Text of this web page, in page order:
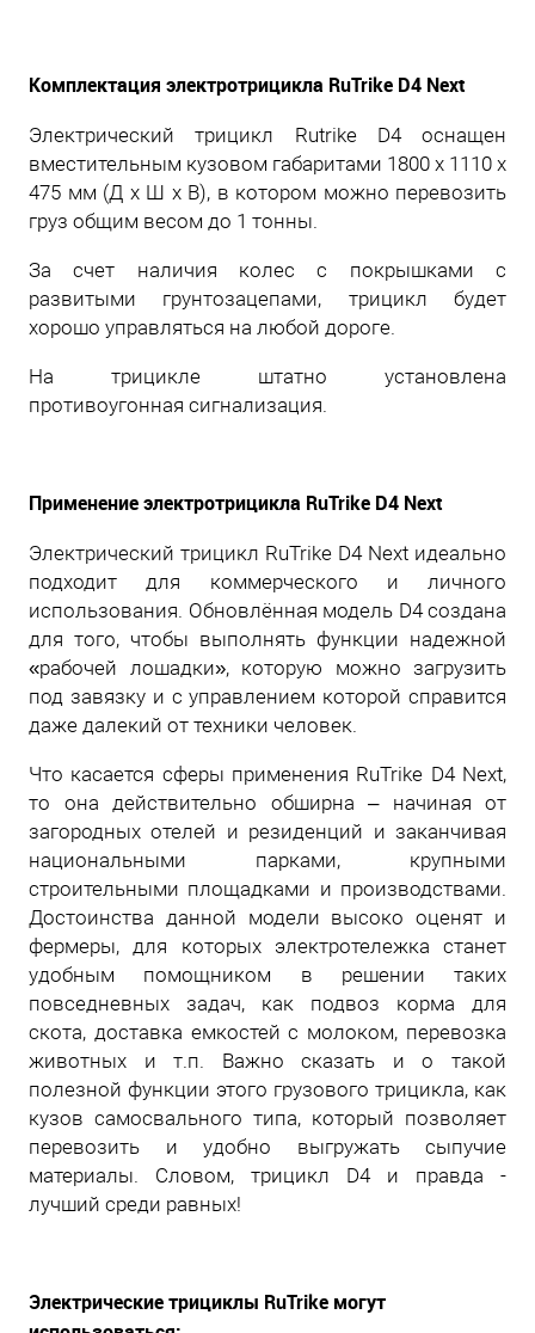
Комплектация электротрицикла RuTrike D4 Next
Электрический трицикл Rutrike D4 оснащен
вместительным кузовом габаритами 1800 x 1110 x
475 мм (Д х Ш х В), в котором можно перевозить
груз общим весом до 1 тонны.
За счет наличия колес с покрышками с
развитыми грунтозацепами, трицикл будет
хорошо управляться на любой дороге.
На трицикле штатно установлена
противоугонная сигнализация.
Применение электротрицикла RuTrike D4 Next
Электрический трицикл RuTrike D4 Next идеально
подходит для коммерческого и личного
использования. Обновлённая модель D4 создана
для того, чтобы выполнять функции надежной
«рабочей лошадки», которую можно загрузить
под завязку и с управлением которой справится
даже далекий от техники человек.
Что касается сферы применения RuTrike D4 Next,
то она действительно обширна – начиная от
загородных отелей и резиденций и заканчивая
национальными парками, крупными
строительными площадками и производствами.
Достоинства данной модели высоко оценят и
фермеры, для которых электротележка станет
удобным помощником в решении таких
повседневных задач, как подвоз корма для
скота, доставка емкостей с молоком, перевозка
животных и т.п. Важно сказать и о такой
полезной функции этого грузового трицикла, как
кузов самосвального типа, который позволяет
перевозить и удобно выгружать сыпучие
материалы. Словом, трицикл D4 и правда -
лучший среди равных!
Электрические трициклы RuTrike могут